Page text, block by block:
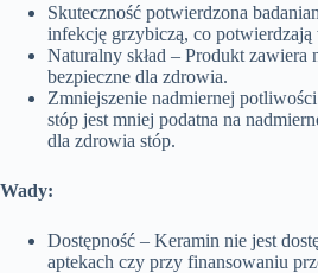
Skuteczność potwierdzona
infekcję grzybiczą, co
Naturalny skład – Produkt zawiera
bezpieczne dla zdrowia.
Zmniejszenie nadmiernej
stóp jest mniej podatna na
dla zdrowia stóp.
Wady:
Dostępność – Keramin nie jest
aptekach czy przy finansowaniu